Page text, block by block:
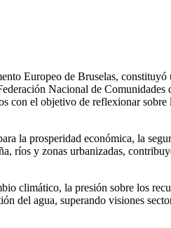
Europeo de Bruselas,
Nacional de
el objetivo de reflexionar
la prosperidad económica, la
ríos y zonas urbanizadas,
climático, la presión sobre los
del agua, superando visiones